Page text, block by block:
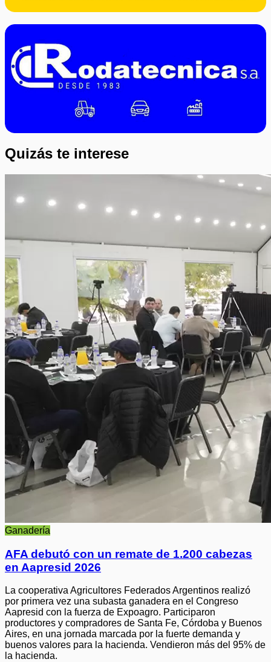
Quizás te interese
Ganadería
AFA debutó con un remate de 1.200 cabezas
en Aapresid 2026
La cooperativa Agricultores Federados Argentinos realizó
por primera vez una subasta ganadera en el Congreso
Aapresid con la fuerza de Expoagro. Participaron
productores y compradores de Santa Fe, Córdoba y Buenos
Aires, en una jornada marcada por la fuerte demanda y
buenos valores para la hacienda. Vendieron más del 95% de
la hacienda.